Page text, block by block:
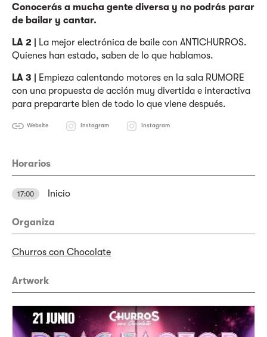
Conocerás a mucha gente diversa y no podrás parar
de bailar y cantar.
LA 2 | La mejor electrónica de baile con ANTICHURROS.
Quienes han estado, saben de lo que hablamos.
LA 3 | Empieza calentando motores en la sala RUMORE
con una propuesta de acción muy divertida e interactiva
para prepararte bien de todo lo que viene después.
Website Instagram Instagram
Horarios
17:00 Inicio
Organiza
Churros con Chocolate
Artwork